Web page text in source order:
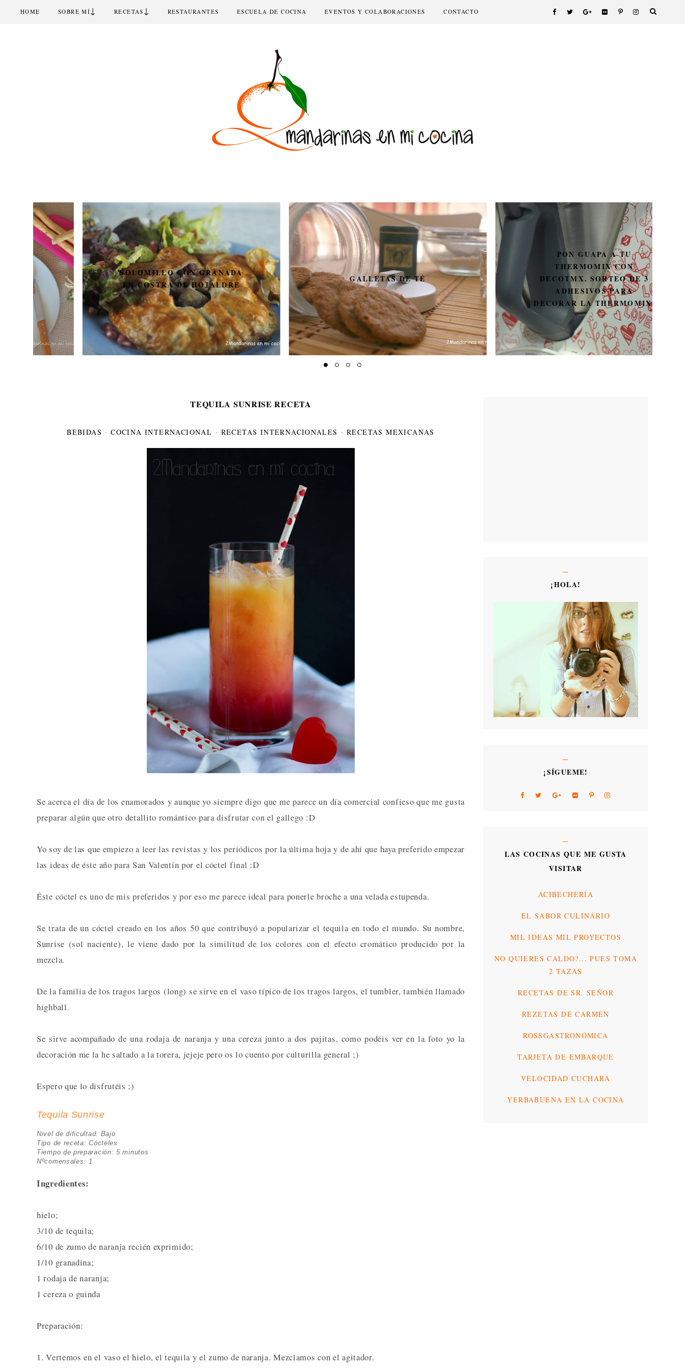
HOME SOBRE MÍ↓ RECETAS ↓ RESTAURANTES ESCUELA DE COCINA EVENTOS Y COLABORACIONES CONTACTO
SOLOMILLO CON GRANADA
EN COSTRA DE HOJALDRE
GALLETAS DE TÉ
PON GUAPA A TU
THERMOMIX CON
DECOTMX. SORTEO DE 3
ADHESIVOS PARA
DECORAR LA THERMOMIX.
TEQUILA SUNRISE RECETA
BEBIDAS ·COCINA INTERNACIONAL · RECETAS INTERNACIONALES · RECETAS MEXICANAS
Se acerca el día de los enamorados y aunque yo siempre digo que me parece un día comercial confieso que me gusta
preparar algún que otro detallito romántico para disfrutar con el gallego :D
Yo soy de las que empiezo a leer las revistas y los periódicos por la última hoja y de ahí que haya preferido empezar
las ideas de éste año para San Valentín por el cóctel final :D
Éste cóctel es uno de mis preferidos y por eso me parece ideal para ponerle broche a una velada estupenda.
Se trata de un cóctel creado en los años 50 que contribuyó a popularizar el tequila en todo el mundo. Su nombre,
Sunrise (sol naciente), le viene dado por la similitud de los colores con el efecto cromático producido por la
mezcla.
De la familia de los tragos largos (long) se sirve en el vaso típico de los tragos largos, el tumbler, también llamado
highball.
Se sirve acompañado de una rodaja de naranja y una cereza junto a dos pajitas, como podéis ver en la foto yo la
decoración me la he saltado a la torera, jejeje pero os lo cuento por culturilla general ;)
Espero que lo disfrutéis ;)
Tequila Sunrise
Nivel de dificultad: Bajo
Tipo de receta: Cócteles
Tiempo de preparación: 5 minutos
Nºcomensales: 1
Ingredientes:
hielo;
3/10 de tequila;
6/10 de zumo de naranja recién exprimido;
1/10 granadina;
1 rodaja de naranja;
1 cereza o guinda
Preparación:
1. Vertemos en el vaso el hielo, el tequila y el zumo de naranja. Mezclamos con el agitador.
¡HOLA!
¡SÍGUEME!
LAS COCINAS QUE ME GUSTA
VISITAR
ACIBECHERÍA
EL SABOR CULINARIO
MIL IDEAS MIL PROYECTOS
NO QUIERES CALDO?... PUES TOMA
2 TAZAS
RECETAS DE SR. SEÑOR
REZETAS DE CARMEN
ROSSGASTRONÓMICA
TARJETA DE EMBARQUE
VELOCIDAD CUCHARA
YERBABUENA EN LA COCINA